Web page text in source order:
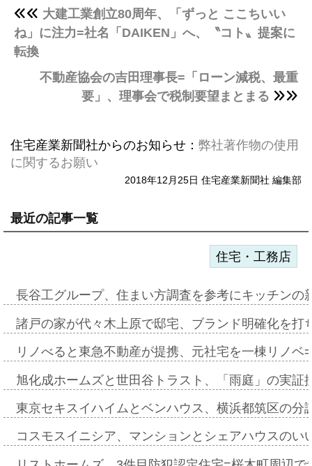
大建工業創立80周年、「ずっと ここちいい
ね」に注力=社名「DAIKEN」へ、〝コト〟提案に
転換
不動産協会の吉田理事長=「ローン減税、最重
要」、理事会で税制要望まとまる
住宅産業新聞社からのお知らせ： 弊社著作物の使用
に関するお願い
2018年12月25日 住宅産業新聞社 編集部
最近の記事一覧
住宅・工務店
長谷工グループ、住まい方調査を参考にキッチン
諸戸の家が代々木上原で邸宅、ブランド明確化を
リノべると東急不動産が提携、元社宅を一棟リノ
旭化成ホームズと世田谷トラスト、「雨庭」の実
東京セキスイハイムとベンハウス、横浜都筑区の
コスモスイニシア、マンションとシェアハウスの